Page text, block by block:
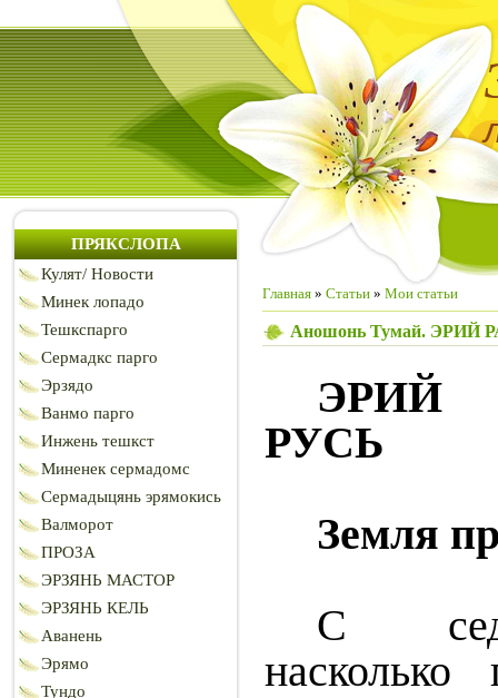
ПРЯКСЛОПА
Кулят/ Новости
Минек лопадо
Тешкспарго
Сермадкс парго
Эрзядо
Ванмо парго
Инжень тешкст
Миненек сермадомс
Сермадыцянь эрямокись
Валморот
ПРОЗА
ЭРЗЯНЬ МАСТОР
ЭРЗЯНЬ КЕЛЬ
Аванень
Эрямо
Тундо
Главная » Статьи » Мои статьи
Аношонь Тумай. ЭРИЙ
ЭРИЙ
РУСЬ
Земля
С
насколько